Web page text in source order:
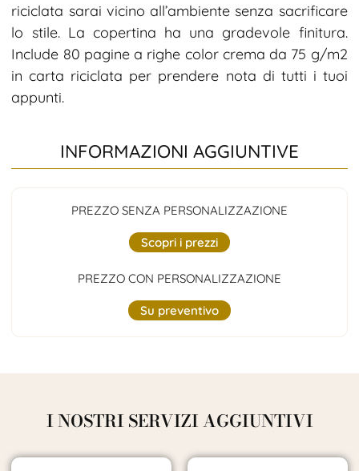
riciclata sarai vicino all’ambiente senza sacrificare
lo stile. La copertina ha una gradevole finitura.
Include 80 pagine a righe color crema da 75 g/m2
in carta riciclata per prendere nota di tutti i tuoi
appunti.
INFORMAZIONI AGGIUNTIVE
PREZZO SENZA PERSONALIZZAZIONE
Scopri i prezzi
PREZZO CON PERSONALIZZAZIONE
Su preventivo
I NOSTRI SERVIZI AGGIUNTIVI